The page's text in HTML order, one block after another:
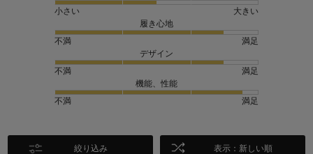
小さい
大きい
履き心地
不満
満足
デザイン
不満
満足
機能、性能
不満
満足
絞り込み 表示：新しい順